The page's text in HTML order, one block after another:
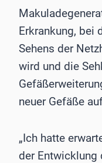
Erkrankung, bei
Sehens der
wird und die
neuer Gefäße
„Ich hatte
der Entwicklung